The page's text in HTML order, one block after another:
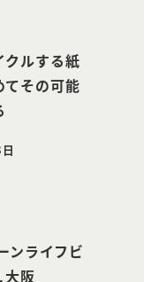
クルする紙
てその可能
ンライフビ
大阪